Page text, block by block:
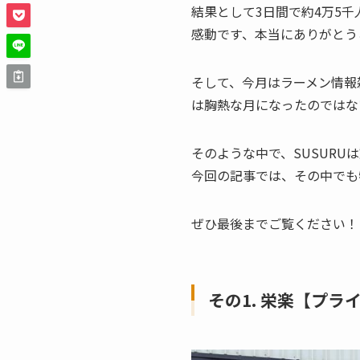
結果として3日間で約4万5
感動です、本当にありがと
そして、今月はラーメン情
は胸熱な月になったのでは
そのような中で、SUSURU
今回の記事では、その中で
ぜひ最後までご覧ください！
その1. 栄楽【プラ